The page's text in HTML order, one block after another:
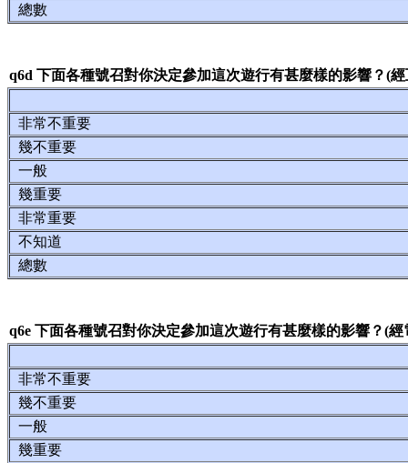
總數
q6d 下面各種號召對你決定參加這次遊行有甚麼樣的影響？(
非常不重要
幾不重要
一般
幾重要
非常重要
不知道
總數
q6e 下面各種號召對你決定參加這次遊行有甚麼樣的影響？(
非常不重要
幾不重要
一般
幾重要